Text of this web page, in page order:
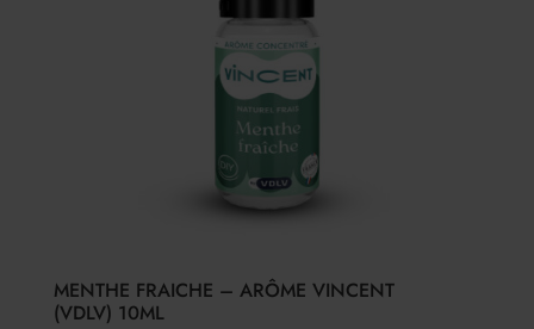
MENTHE FRAICHE – ARÔME VINCENT
(VDLV) 10ML